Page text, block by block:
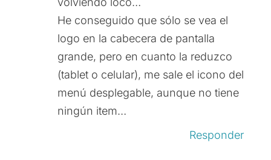
He conseguido que sólo se vea el
logo en la cabecera de pantalla
grande, pero en cuanto la reduzco
(tablet o celular), me sale el icono del
menú desplegable, aunque no tiene
ningún item…
Responder